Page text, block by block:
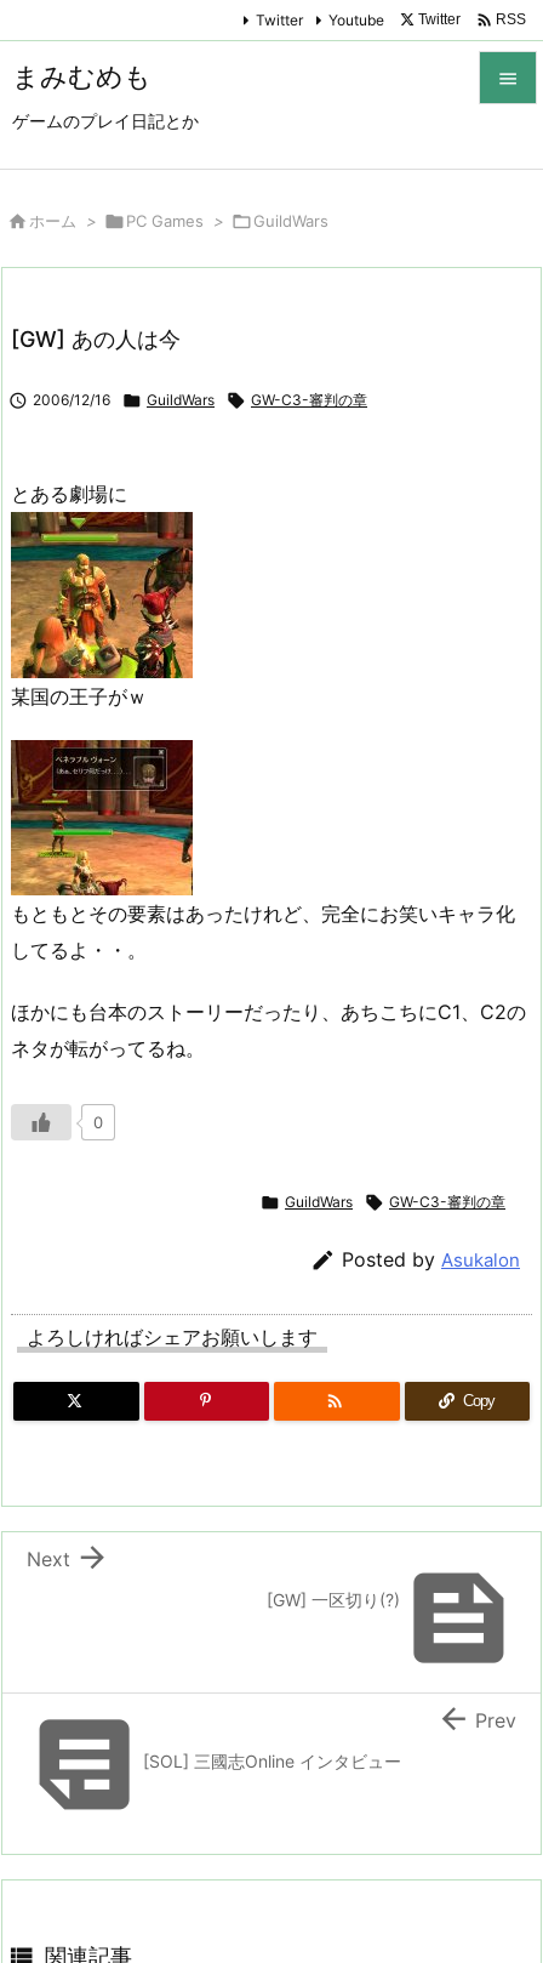
まみむめも
ゲームのプレイ日記とか

Twitter Youtube Twitter  RSS
 ホーム > PC Games > GuildWars
[GW] あの人は今
 2006/12/16  GuildWars  GW-C3-審判の章
とある劇場に
某国の王子がｗ
もともとその要素はあったけれど、完全にお笑いキャラ化
してるよ・・。
ほかにも台本のストーリーだったり、あちこちにC1、C2の
ネタが転がってるね。
0
 GuildWars  GW-C3-審判の章
 Posted by Asukalon
よろしければシェアお願いします
 Copy

[GW] 一区切り(?)

Next
[SOL] 三國志Online インタビュー
 Prev
 関連記事